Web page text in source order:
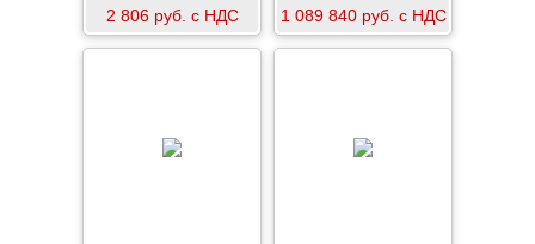
2 806 руб. с НДС 1 089 840 руб. с НДС